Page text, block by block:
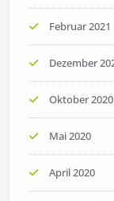
Februar 2021
Dezember
Oktober 2020
Mai 2020
April 2020